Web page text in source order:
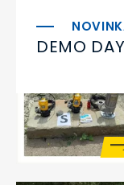
DEMO